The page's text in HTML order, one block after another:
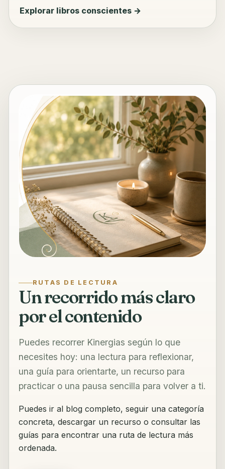
Explorar libros conscientes →
RUTAS DE LECTURA
Un recorrido más claro
por el contenido
Puedes recorrer Kinergias según lo que
necesites hoy: una lectura para reflexionar,
una guía para orientarte, un recurso para
practicar o una pausa sencilla para volver a ti.
Puedes ir al blog completo, seguir una categoría
concreta, descargar un recurso o consultar las
guías para encontrar una ruta de lectura más
ordenada.